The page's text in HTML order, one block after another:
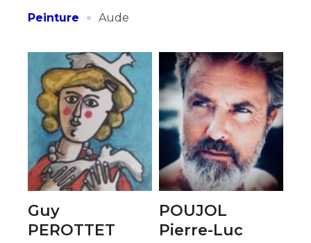
Peinture
· Aude
Guy
PEROTTET
POUJOL
Pierre-Luc